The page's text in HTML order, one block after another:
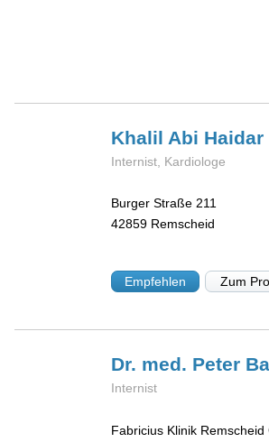
Khalil Abi Haidar
Internist, Kardiologe
Burger Straße 211
42859 Remscheid
Empfehlen Zum
Dr. med. Peter
Internist
Fabricius Klinik Remscheid